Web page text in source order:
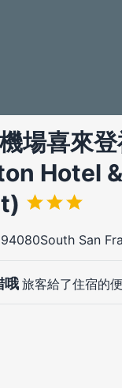
場喜來
Hotel
94080South San
哦旅客給了住宿的